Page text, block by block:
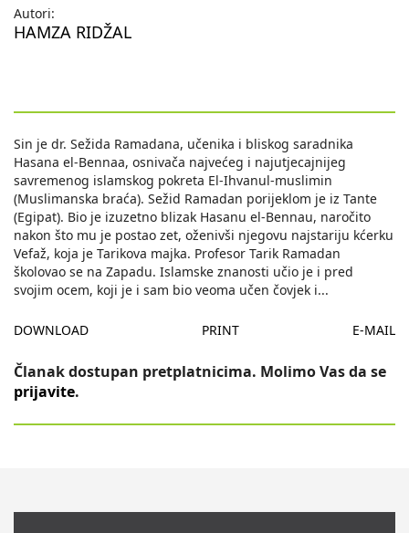
Autori:
HAMZA RIDŽAL
Sin je dr. Sežida Ramadana, učenika i bliskog saradnika
Hasana el-Bennaa, osnivača najvećeg i najutjecajnijeg
savremenog islamskog pokreta El-Ihvanul-muslimin
(Muslimanska braća). Sežid Ramadan porijeklom je iz Tante
(Egipat). Bio je izuzetno blizak Hasanu el-Bennau, naročito
nakon što mu je postao zet, oženivši njegovu najstariju kćerku
Vefaž, koja je Tarikova majka. Profesor Tarik Ramadan
školovao se na Zapadu. Islamske znanosti učio je i pred
svojim ocem, koji je i sam bio veoma učen čovjek i...
DOWNLOAD PRINT E-MAIL
Članak dostupan pretplatnicima. Molimo Vas da se
prijavite.